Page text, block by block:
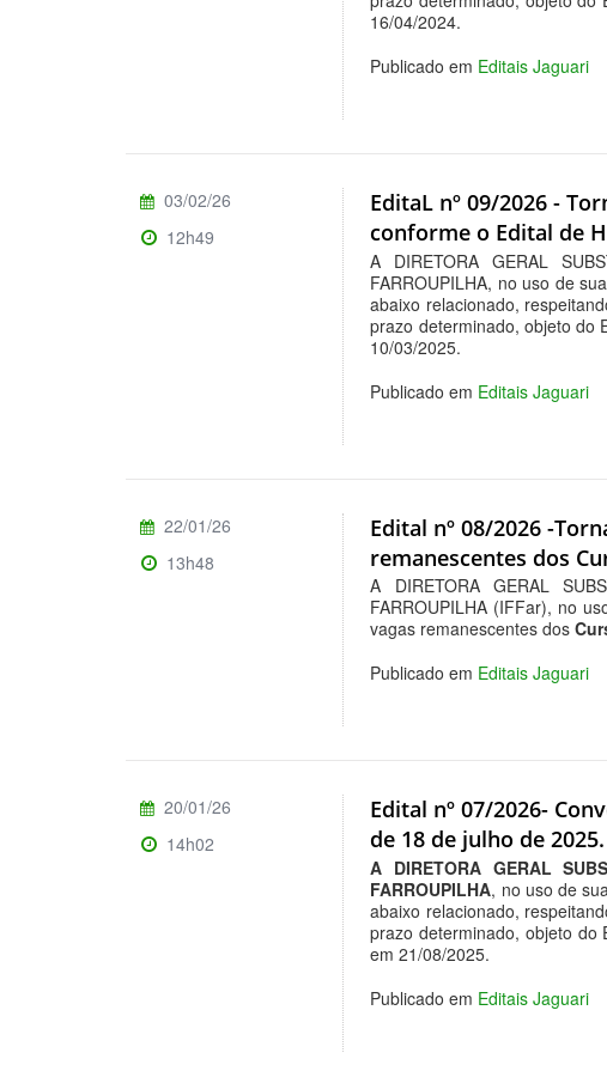
16/04/2024.
Publicado em Editais Jaguari
EditaL nº 09/2026 -
conforme o Edital de
A DIRETORA GERAL
FARROUPILHA, no uso de
abaixo relacionado,
prazo determinado, objeto do
10/03/2025.
Publicado em Editais Jaguari
03/02/26
12h49
Edital nº 08/2026 -
remanescentes dos
A DIRETORA GERAL
FARROUPILHA (IFFar), no
vagas remanescentes dos
Publicado em Editais Jaguari
22/01/26
13h48
Edital nº 07/2026-
de 18 de julho de 2025.
A DIRETORA GERAL
FARROUPILHA, no uso de
abaixo relacionado,
prazo determinado, objeto do
em 21/08/2025.
Publicado em Editais Jaguari
20/01/26
14h02